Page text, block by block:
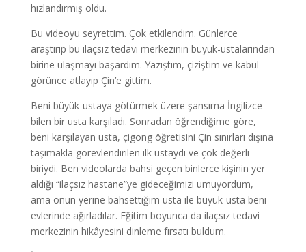
hızlandırmış oldu.
Bu videoyu seyrettim. Çok etkilendim. Günlerce
araştırıp bu ilaçsız tedavi merkezinin büyük-ustalarından
birine ulaşmayı başardım. Yazıştım, çiziştim ve kabul
görünce atlayıp Çin’e gittim.
Beni büyük-ustaya götürmek üzere şansıma İngilizce
bilen bir usta karşıladı. Sonradan öğrendiğime göre,
beni karşılayan usta, çigong öğretisini Çin sınırları dışına
taşımakla görevlendirilen ilk ustaydı ve çok değerli
biriydi. Ben videolarda bahsi geçen binlerce kişinin yer
aldığı “ilaçsız hastane”ye gideceğimizi umuyordum,
ama onun yerine bahsettiğim usta ile büyük-usta beni
evlerinde ağırladılar. Eğitim boyunca da ilaçsız tedavi
merkezinin hikâyesini dinleme fırsatı buldum.